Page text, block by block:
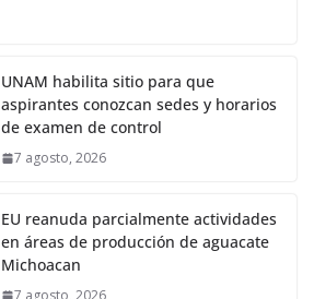
UNAM habilita sitio para que
aspirantes conozcan sedes y horarios
de examen de control
7 agosto, 2026
EU reanuda parcialmente actividades
en áreas de producción de aguacate
Michoacan